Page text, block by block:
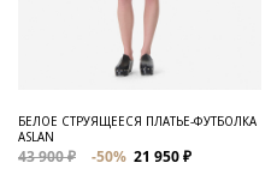
БЕЛОЕ СТРУЯЩЕЕСЯ ПЛАТЬЕ-ФУТБОЛКА
ASLAN
43 900 ₽ -50% 21 950 ₽